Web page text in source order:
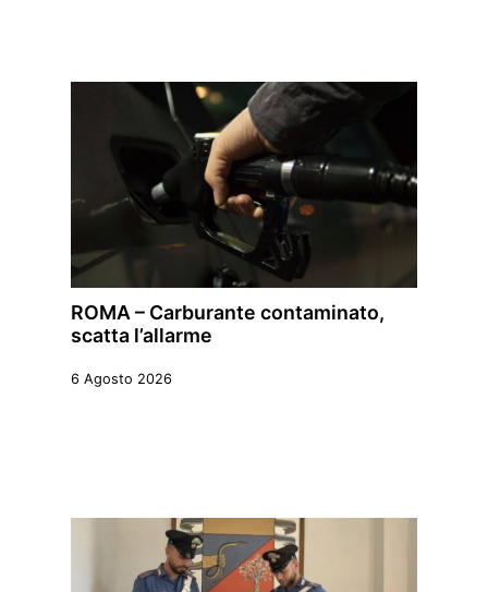
ROMA – Carburante contaminato,
scatta l’allarme
6 Agosto 2026